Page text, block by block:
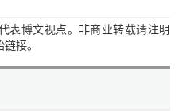
表博文视点。非商业转载请注明
接。